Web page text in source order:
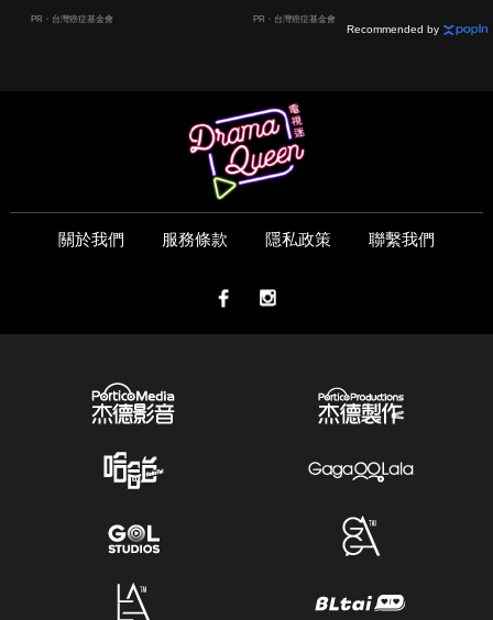
PR・台灣癌症基金會
嫌晚！
PR・台灣癌症基金會
Recommended by
關於我們 服務條款 隱私政策 聯繫我們